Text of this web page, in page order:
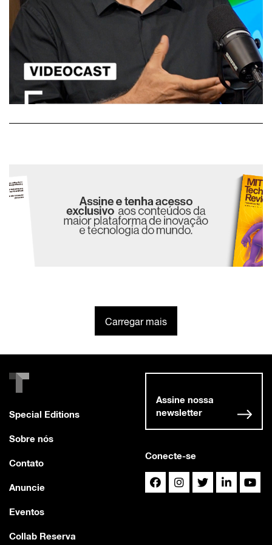
Carregar mais
Special Editions
Sobre nós
Contato
Anuncie
Eventos
Collab Reserva
Conecte-se
Assine nossa
newsletter